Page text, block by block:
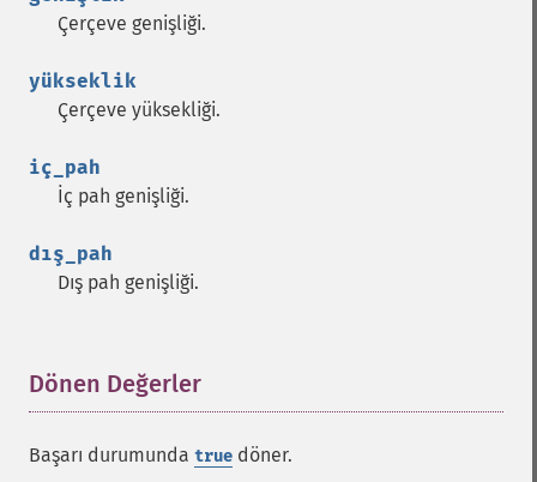
Çerçeve genişliği.
yükseklik
Çerçeve yüksekliği.
iç_pah
İç pah genişliği.
dış_pah
Dış pah genişliği.
Dönen Değerler
Başarı durumunda true döner.